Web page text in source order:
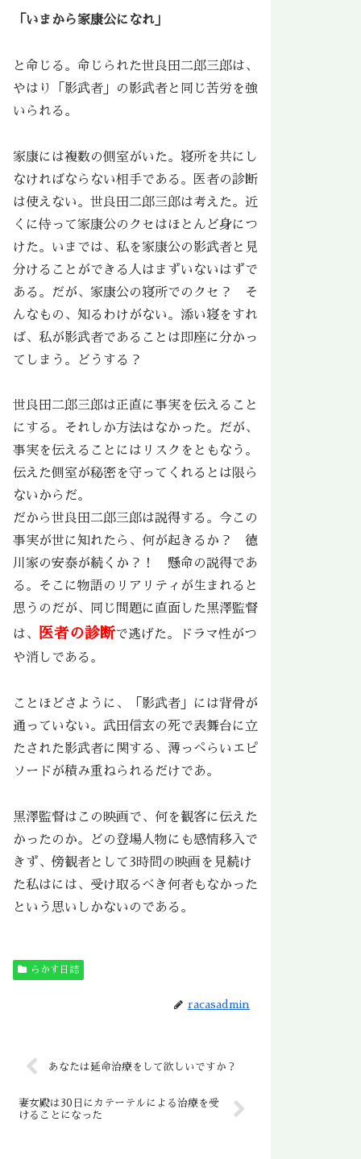
「いまから家康公になれ」
と命じる。命じられた世良田二郎三郎は、
やはり「影武者」の影武者と同じ苦労を強
いられる。
家康には複数の側室がいた。寝所を共にし
なければならない相手である。医者の診断
は使えない。世良田二郎三郎は考えた。近
くに侍って家康公のクセはほとんど身につ
けた。いまでは、私を家康公の影武者と見
分けることができる人はまずいないはずで
ある。だが、家康公の寝所でのクセ？ そ
んなもの、知るわけがない。添い寝をすれ
ば、私が影武者であることは即座に分かっ
てしまう。どうする？
世良田二郎三郎は正直に事実を伝えること
にする。それしか方法はなかった。だが、
事実を伝えることにはリスクをともなう。
伝えた側室が秘密を守ってくれるとは限ら
ないからだ。
だから世良田二郎三郎は説得する。今この
事実が世に知れたら、何が起きるか？ 徳
川家の安泰が続くか？！ 懸命の説得であ
る。そこに物語のリアリティが生まれると
思うのだが、同じ問題に直面した黒澤監督
は、
医者の診断で逃げた。ドラマ性がつ
や消しである。
ことほどさように、「影武者」には背骨が
通っていない。武田信玄の死で表舞台に立
たされた影武者に関する、薄っぺらいエピ
ソードが積み重ねられるだけであ。
黒澤監督はこの映画で、何を観客に伝えた
かったのか。どの登場人物にも感情移入で
きず、傍観者として3時間の映画を見続け
た私はには、受け取るべき何者もなかった
という思いしかないのである。
らかす日誌
racasadmin
あなたは延命治療をして欲しいですか？
妻女殿は30日にカテーテルによる治療を受
けることになった